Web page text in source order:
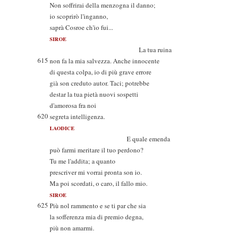
Non soffrirai della menzogna il danno;
io scoprirò l'inganno,
saprà Cosroe ch'io fui...
SIROE
La tua ruina
615 non fa la mia salvezza. Anche innocente
di questa colpa, io di più grave errore
già son creduto autor. Taci; potrebbe
destar la tua pietà nuovi sospetti
d'amorosa fra noi
620segreta intelligenza.
LAODICE
E quale emenda
può farmi meritare il tuo perdono?
Tu me l'addita; a quanto
prescriver mi vorrai pronta son io.
Ma poi scordati, o caro, il fallo mio.
SIROE
625 Più nol rammento e se ti par che sia
la sofferenza mia di premio degna,
più non amarmi.